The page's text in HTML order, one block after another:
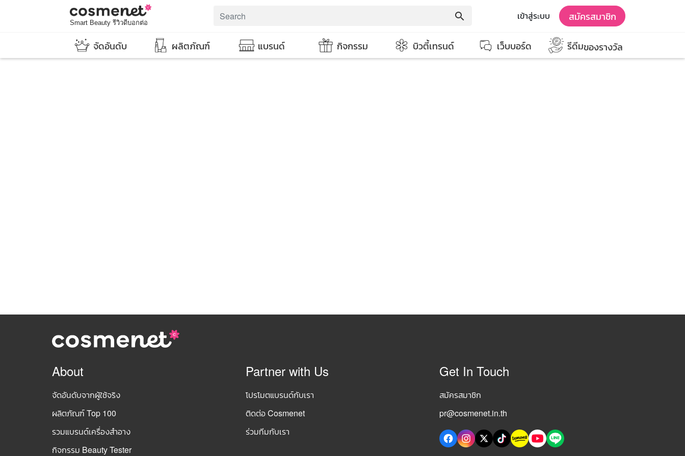
Smart Beauty รีวิวดีบอกต่อ
search เข้าสู่ระบบ สมัครสมาชิก
จัดอันดับ ผลิตภัณฑ์ แบรนด์ กิจกรรม บิวตี้เทรนด์ เว็บบอร์ด รีดีมของรางวัล
About
จัดอันดับจากผู้ใช้จริง
ผลิตภัณฑ์ Top 100
รวมแบรนด์เครื่องสำอาง
กิจกรรม Beauty Tester
Partner with Us
โปรโมตแบรนด์กับเรา
ติดต่อ Cosmenet
ร่วมทีมกับเรา
Get In Touch
สมัครสมาชิก
pr@cosmenet.in.th